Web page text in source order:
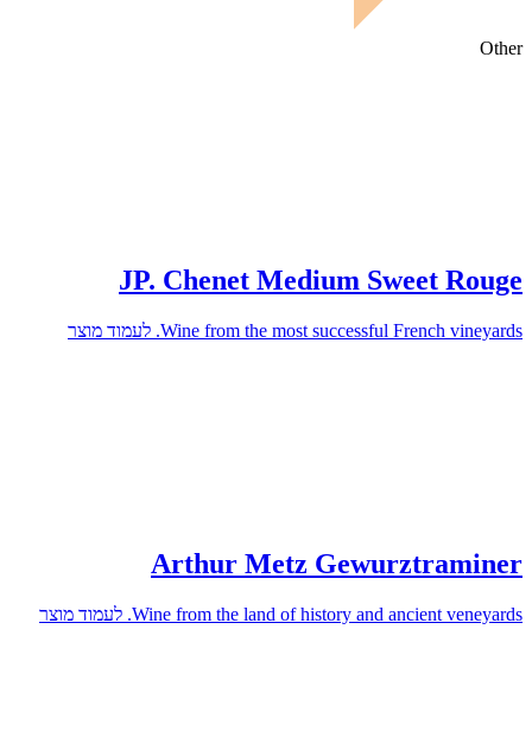
Other
JP. Chenet Medium Sweet Rouge
Wine from the most successful French vineyards. לעמוד מוצר
Arthur Metz Gewurztraminer
Wine from the land of history and ancient veneyards. לעמוד מוצר